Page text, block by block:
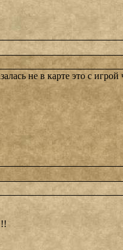
не в карте это с игрой